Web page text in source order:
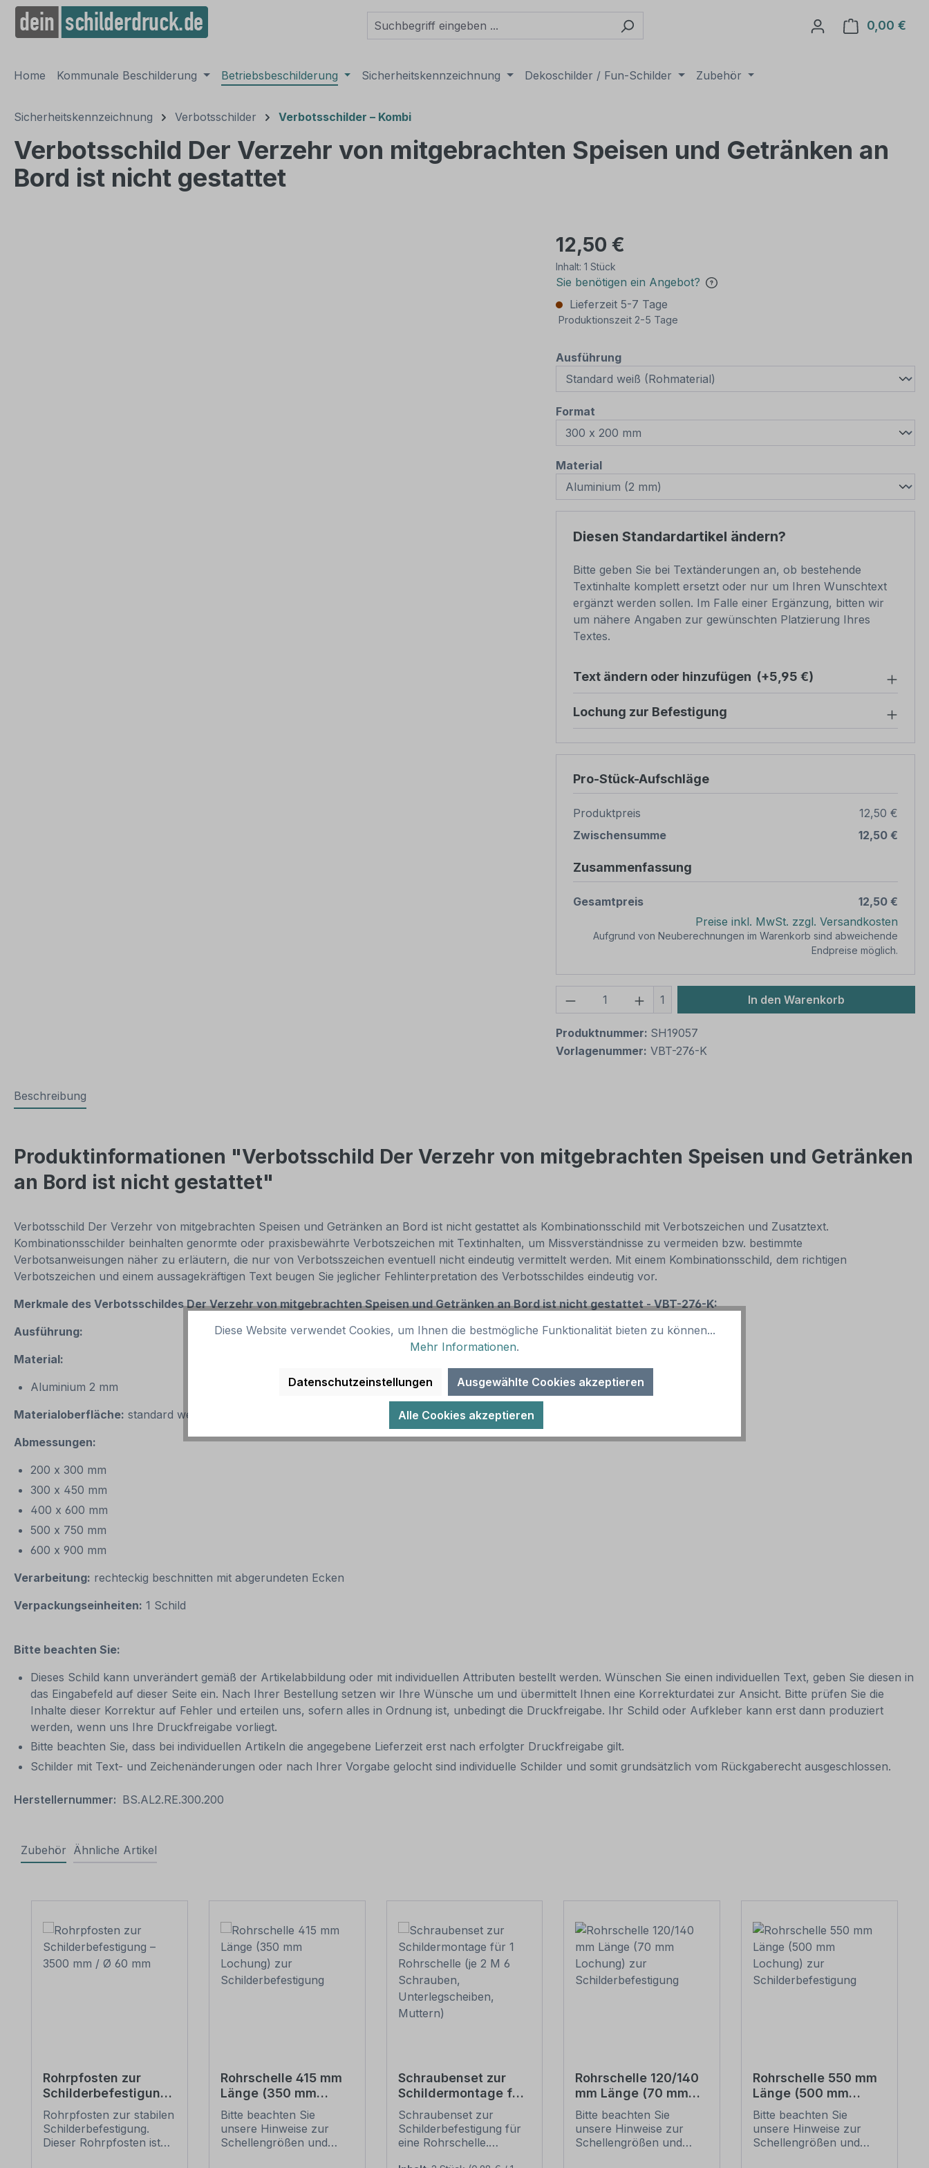
Zur Hauptnavigation springen
0,00 €
Home Kommunale Beschilderung Betriebsbeschilderung Sicherheitskennzeichnung Dekoschilder / Fun-Schilder Zubehör
Sicherheitskennzeichnung Verbotsschilder Verbotsschilder – Kombi
Verbotsschild Der Verzehr von mitgebrachten Speisen und Getränken an
Bord ist nicht gestattet
12,50 €
Inhalt: 1 Stück
Sie benötigen ein Angebot?
Lieferzeit 5-7 Tage
Produktionszeit 2-5 Tage
Ausführungauswählen
Format
Materialauswählen
Diesen Standardartikel ändern?
Bitte geben Sie bei Textänderungen an, ob bestehende
Textinhalte komplett ersetzt oder nur um Ihren Wunschtext
ergänzt werden sollen. Im Falle einer Ergänzung, bitten wir
um nähere Angaben zur gewünschten Platzierung Ihres
Textes.
Text ändern oder hinzufügen (+5,95 €)
Lochung zur Befestigung
Pro-Stück-Aufschläge
Produktpreis
12,50 €
Zwischensumme
12,50 €
Zusammenfassung
Gesamtpreis
12,50 €
Preise inkl. MwSt. zzgl. Versandkosten
Aufgrund von Neuberechnungen im Warenkorb sind abweichende
Endpreise möglich.
Produkt Anzahl: Gib den gewünschten Wert
1 In den Warenkorb
Produktnummer: SH19057
Vorlagenummer: VBT-276-K
Beschreibung
Produktinformationen "Verbotsschild Der Verzehr von mitgebrachten Speisen und Getränken
an Bord ist nicht gestattet"
Verbotsschild Der Verzehr von mitgebrachten Speisen und Getränken an Bord ist nicht gestattet als Kombinationsschild mit Verbotszeichen und Zusatztext.
Kombinationsschilder beinhalten genormte oder praxisbewährte Verbotszeichen mit Textinhalten, um Missverständnisse zu vermeiden bzw. bestimmte
Verbotsanweisungen näher zu erläutern, die nur von Verbotsszeichen eventuell nicht eindeutig vermittelt werden. Mit einem Kombinationsschild, dem richtigen
Verbotszeichen und einem aussagekräftigen Text beugen Sie jeglicher Fehlinterpretation des Verbotsschildes eindeutig vor.
Merkmale des Verbotsschildes Der Verzehr von mitgebrachten Speisen und Getränken an Bord ist nicht gestattet - VBT-276-K:
Ausführung:
Material:
Aluminium 2 mm
Materialoberfläche: standard weiß oder reflektierend (RA 1)
Abmessungen:
200 x 300 mm
300 x 450 mm
400 x 600 mm
500 x 750 mm
600 x 900 mm
Verarbeitung: rechteckig beschnitten mit abgerundeten Ecken
Verpackungseinheiten: 1 Schild
Bitte beachten Sie:
Dieses Schild kann unverändert gemäß der Artikelabbildung oder mit individuellen Attributen bestellt werden. Wünschen Sie einen individuellen Text, geben Sie diesen in
das Eingabefeld auf dieser Seite ein. Nach Ihrer Bestellung setzen wir Ihre Wünsche um und übermittelt Ihnen eine Korrekturdatei zur Ansicht. Bitte prüfen Sie die
Inhalte dieser Korrektur auf Fehler und erteilen uns, sofern alles in Ordnung ist, unbedingt die Druckfreigabe. Ihr Schild oder Aufkleber kann erst dann produziert
werden, wenn uns Ihre Druckfreigabe vorliegt.
Bitte beachten Sie, dass bei individuellen Artikeln die angegebene Lieferzeit erst nach erfolgter Druckfreigabe gilt.
Schilder mit Text- und Zeichenänderungen oder nach Ihrer Vorgabe gelocht sind individuelle Schilder und somit grundsätzlich vom Rückgaberecht ausgeschlossen.
Herstellernummer: BS.AL2.RE.300.200
Zubehör Ähnliche Artikel
Rohrpfosten zur
Schilderbefestigung
– 3500 mm / Ø 60
mm
Rohrpfosten zur stabilen
Schilderbefestigung.
Dieser Rohrpfosten ist
Rohrschelle 415 mm
Länge (350 mm
Lochung) zur
Schilderbefestigung
Bitte beachten Sie
unsere Hinweise zur
Schellengrößen und
Schraubenset zur
Schildermontage für
1 Rohrschelle (je 2 M
6 Schrauben,
Unterlegscheiben,
Schraubenset zur
Schilderbefestigung für
eine Rohrschelle.
Rohrschelle 120/140
mm Länge (70 mm
Lochung) zur
Schilderbefestigung
Bitte beachten Sie
unsere Hinweise zur
Schellengrößen und
Rohrschelle 550 mm
Länge (500 mm
Lochung) zur
Schilderbefestigung
Bitte beachten Sie
unsere Hinweise zur
Schellengrößen und
Diese Website verwendet Cookies, um Ihnen die bestmögliche Funktionalität bieten zu können...
Mehr Informationen.
Datenschutzeinstellungen Ausgewählte Cookies akzeptieren
Alle Cookies akzeptieren